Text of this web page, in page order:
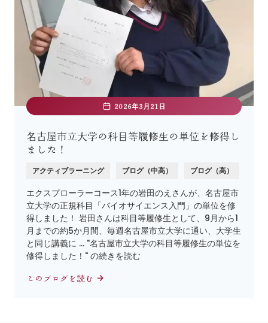
2026年3月21日
名古屋市立大学の科目等履修生の単位を修得し
ました！
アクティブラーニング ブログ（中高） ブログ（高）
エクスプローラーコース1年の岩田のえさんが、名古屋市
立大学の正規科目「バイオサイエンス入門」の単位を修
得しました！ 岩田さんは科目等履修生として、9月から1
月までの約5か月間、毎週名古屋市立大学に通い、大学生
と同じ講義に … "名古屋市立大学の科目等履修生の単位を
修得しました！" の続きを読む
このブログを読む